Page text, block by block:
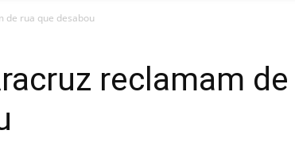
de rua que desabou
reclamam de